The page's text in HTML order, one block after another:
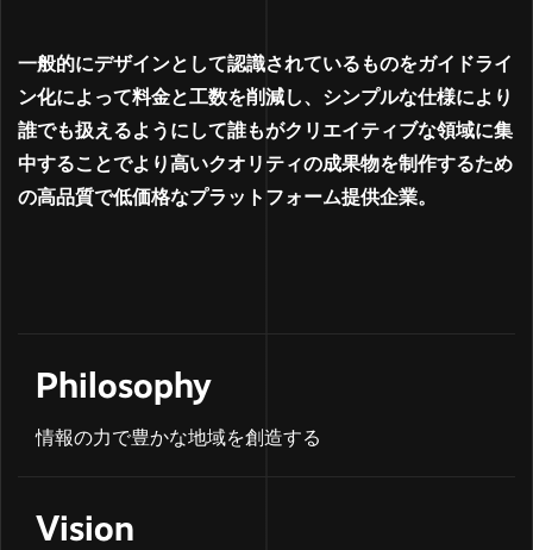
一般的にデザインとして認識されているものをガイドライ
ン化によって料金と工数を削減し、 シンプルな仕様により
誰でも扱えるようにして誰もがクリエイティブな領域に集
中することでより高いクオリティの成果物を制作するため
の高品質で低価格なプラットフォーム提供企業。
Philosophy
情報の力で豊かな地域を創造する
Vision